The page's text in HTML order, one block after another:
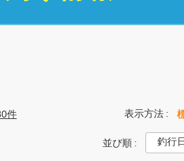
件 表示方法
並び順